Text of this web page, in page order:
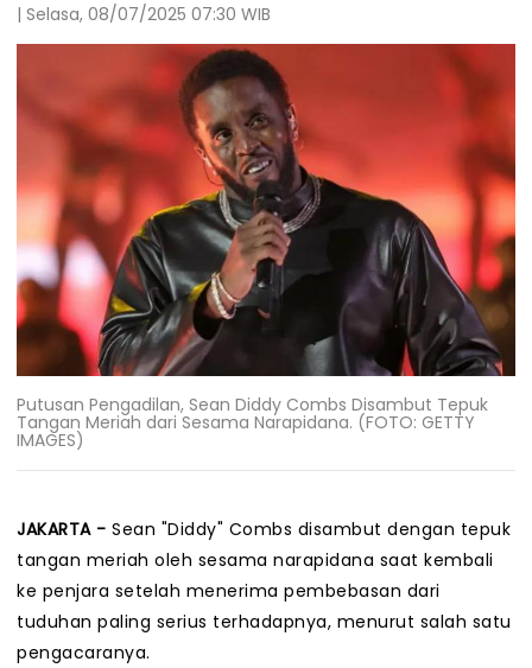
| Selasa, 08/07/2025 07:30 WIB
Putusan Pengadilan, Sean Diddy Combs Disambut Tepuk
Tangan Meriah dari Sesama Narapidana. (FOTO: GETTY
IMAGES)
JAKARTA - Sean "Diddy" Combs disambut dengan tepuk
tangan meriah oleh sesama narapidana saat kembali
ke penjara setelah menerima pembebasan dari
tuduhan paling serius terhadapnya, menurut salah satu
pengacaranya.